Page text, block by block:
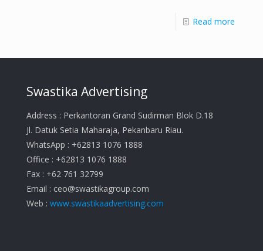
Read more
Swastika Advertising
Address : Perkantoran Grand Sudirman Blok D.18
Jl. Datuk Setia Maharaja, Pekanbaru Riau.
WhatsApp : +62813 1076 1888
Office : +62813 1076 1888
Fax : +62 761 32799
Email : ceo@swastikagroup.com
Web : www.swastikaadvertising.com